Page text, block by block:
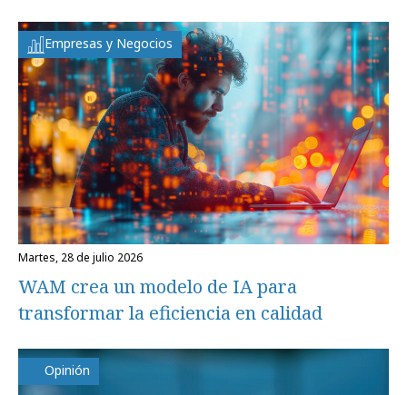
Empresas y Negocios
martes, 28 de julio 2026
WAM crea un modelo de IA para
transformar la eficiencia en calidad
Opinión